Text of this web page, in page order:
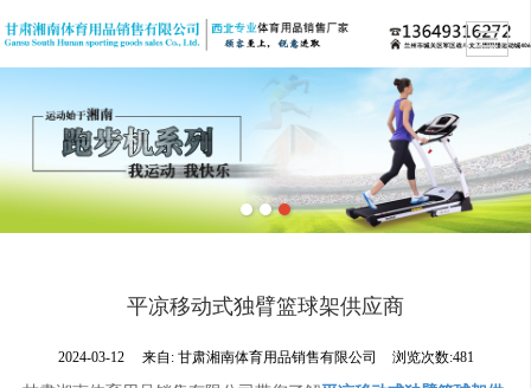
平凉移动式独臂篮球架供应商
2024-03-12 来自: 甘肃湘南体育用品销售有限公司 浏览次数:481